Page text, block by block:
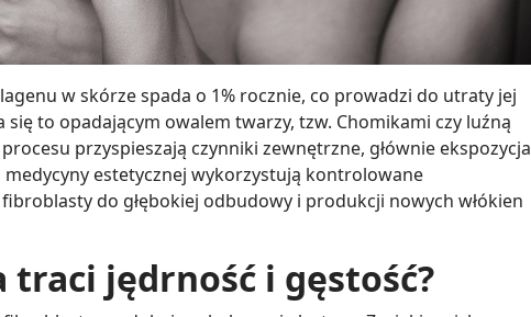
w skórze spada o 1% rocznie, co prowadzi do utraty jej
to opadającym owalem twarzy, tzw. Chomikami czy luźną
przyspieszają czynniki zewnętrzne, głównie ekspozycja
estetycznej wykorzystują kontrolowane
do głębokiej odbudowy i produkcji nowych włókien
traci jędrność i gęstość?